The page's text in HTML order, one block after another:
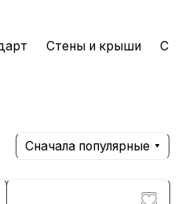
Стены и крыши
Сначала популярные